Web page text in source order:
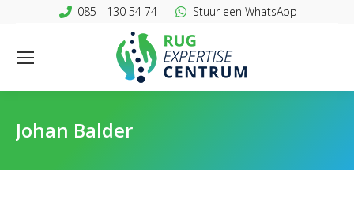
085 - 130 54 74 Stuur een WhatsApp
Johan Balder